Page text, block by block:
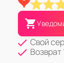
Свой
Возврат